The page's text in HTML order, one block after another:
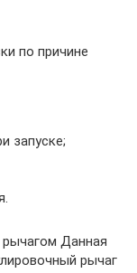
по причине
запуске;
Данная
рычаг